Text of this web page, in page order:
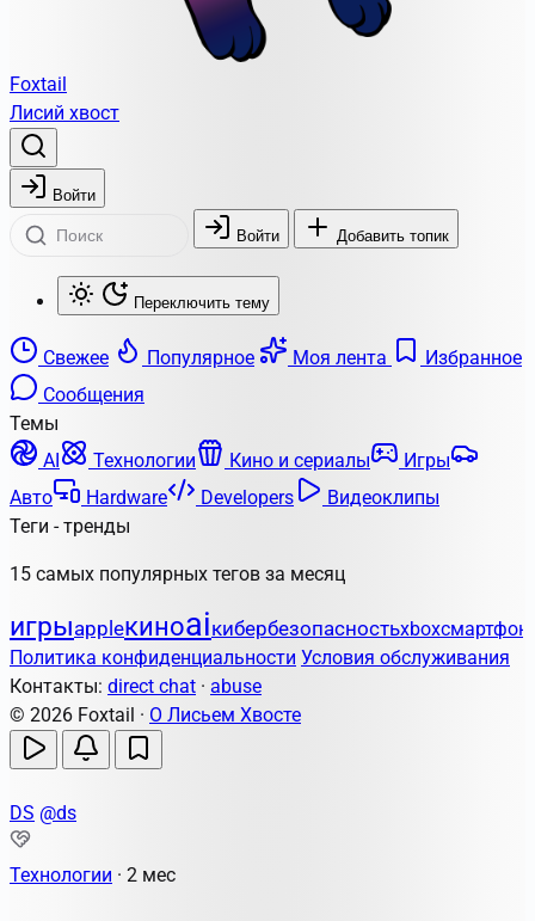
Foxtail
Лисий хвост
Войти
Войти Добавить топик
Переключить тему
Свежее Популярное Моя лента
Избранное
Сообщения
Темы
AI
Технологии Кино и сериалы
Игры
Авто
Hardware Developers
Видеоклипы
Теги - тренды
15 самых популярных тегов за месяц
игрыappleкиноaiкибербезопасностьxbox
Политика конфиденциальности Условия обслуживания
Контакты: direct chat · abuse
© 2026 Foxtail · О Лисьем Хвосте
DS @ds
Технологии · 2 мес